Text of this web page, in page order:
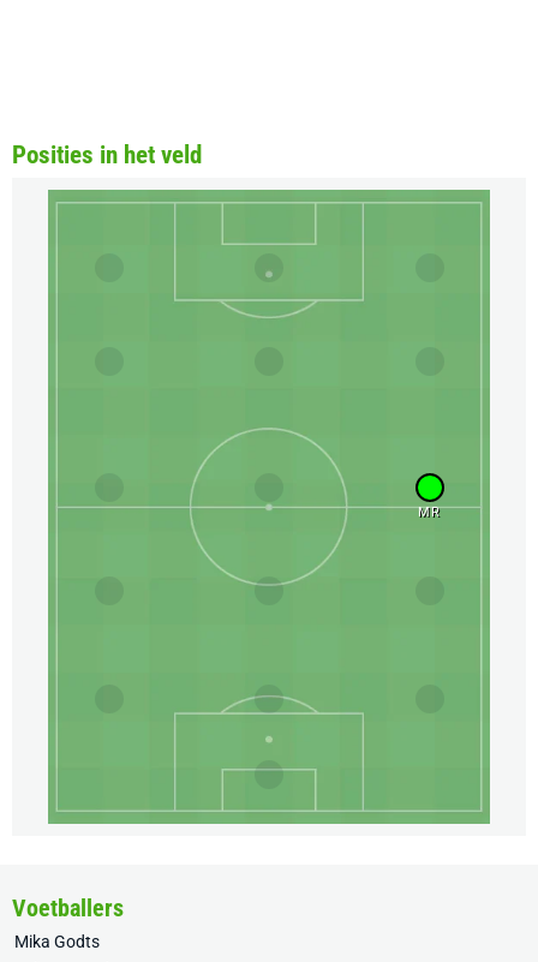
Posities in het veld
MR
Voetballers
Mika Godts